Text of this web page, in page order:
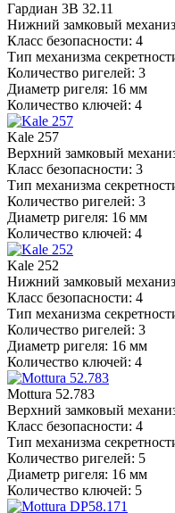
Гардиан 3В 32.11
Нижний замковый
Класс безопасности: 4
Тип механизма
Количество ригелей: 3
Диаметр ригеля: 16 мм
Количество ключей: 4
Kale 257
Верхний замковый
Класс безопасности: 3
Тип механизма
Количество ригелей: 3
Диаметр ригеля: 16 мм
Количество ключей: 4
Kale 252
Нижний замковый
Класс безопасности: 4
Тип механизма
Количество ригелей: 3
Диаметр ригеля: 16 мм
Количество ключей: 4
Mottura 52.783
Верхний замковый
Класс безопасности: 4
Тип механизма
Количество ригелей: 5
Диаметр ригеля: 16 мм
Количество ключей: 5